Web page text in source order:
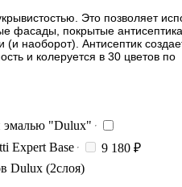
Это позволяет
фасады, покрытые
(и наоборот). Антисептик
и колеруется в 30 цветов по
эмалью "Dulux"
Expert Base
9 180 ₽
Dulux (2слоя)